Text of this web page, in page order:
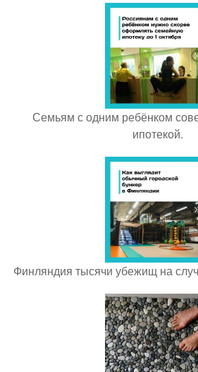
Семьям с одним ребёнком
ипотекой.
Финляндия тысячи убежищ на